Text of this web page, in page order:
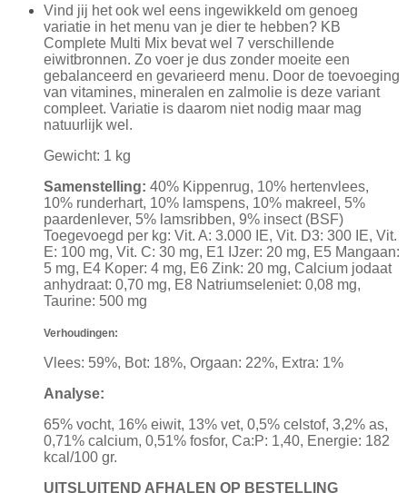
Vind jij het ook wel eens ingewikkeld om genoeg
variatie in het menu van je dier te hebben? KB
Complete Multi Mix bevat wel 7 verschillende
eiwitbronnen. Zo voer je dus zonder moeite een
gebalanceerd en gevarieerd menu. Door de toevoeging
van vitamines, mineralen en zalmolie is deze variant
compleet. Variatie is daarom niet nodig maar mag
natuurlijk wel.
Gewicht: 1 kg
Samenstelling: 40% Kippenrug, 10% hertenvlees,
10% runderhart, 10% lamspens, 10% makreel, 5%
paardenlever, 5% lamsribben, 9% insect (BSF)
Toegevoegd per kg: Vit. A: 3.000 IE, Vit. D3: 300 IE, Vit.
E: 100 mg, Vit. C: 30 mg, E1 IJzer: 20 mg, E5 Mangaan:
5 mg, E4 Koper: 4 mg, E6 Zink: 20 mg, Calcium jodaat
anhydraat: 0,70 mg, E8 Natriumseleniet: 0,08 mg,
Taurine: 500 mg
Verhoudingen:
Vlees: 59%, Bot: 18%, Orgaan: 22%, Extra: 1%
Analyse:
65% vocht, 16% eiwit, 13% vet, 0,5% celstof, 3,2% as,
0,71% calcium, 0,51% fosfor, Ca:P: 1,40, Energie: 182
kcal/100 gr.
UITSLUITEND AFHALEN OP BESTELLING